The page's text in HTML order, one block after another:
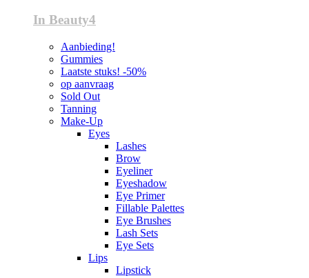
In Beauty4
Aanbieding!
Gummies
Laatste stuks! -50%
op aanvraag
Sold Out
Tanning
Make-Up
Eyes
Lashes
Brow
Eyeliner
Eyeshadow
Eye Primer
Fillable Palettes
Eye Brushes
Lash Sets
Eye Sets
Lips
Lipstick